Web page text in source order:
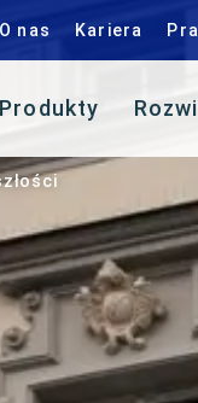
O nas Kariera
Produkty